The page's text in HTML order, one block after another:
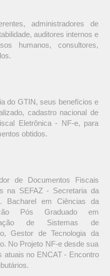
administradores de
auditores internos e
humanos, consultores,
do GTIN, seus benefícios e
cadastro nacional de
Eletrônica - NF-e, para
obtidos.
de Documentos Fiscais
na SEFAZ - Secretaria da
Bacharel em Ciências da
Pós Graduado em
de Sistemas de
Gestor de Tecnologia da
No Projeto NF-e desde sua
atuais no ENCAT - Encontro